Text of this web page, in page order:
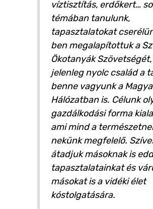
víztisztítás, erdőkert…
témában tanulunk,
tapasztalatokat
ben megalapítottuk a
Ökotanyák
jelenleg nyolc család a
benne vagyunk a
Hálózatban is. Célunk
gazdálkodási forma
ami mind a
nekünk megfelelő.
átadjuk másoknak is
tapasztalatainkat és
másokat is a vidéki élet
kóstolgatására.